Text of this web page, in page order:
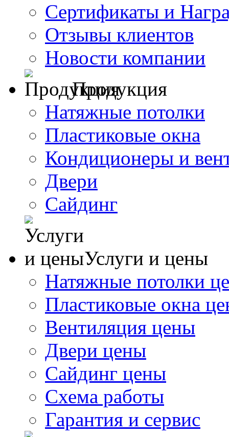
Сертификаты и
Отзывы клиентов
Новости компании
Продукция
Натяжные потолки
Пластиковые окна
Кондиционеры и
Двери
Сайдинг
Услуги и цены
Натяжные потолки
Пластиковые окна
Вентиляция цены
Двери цены
Сайдинг цены
Схема работы
Гарантия и сервис